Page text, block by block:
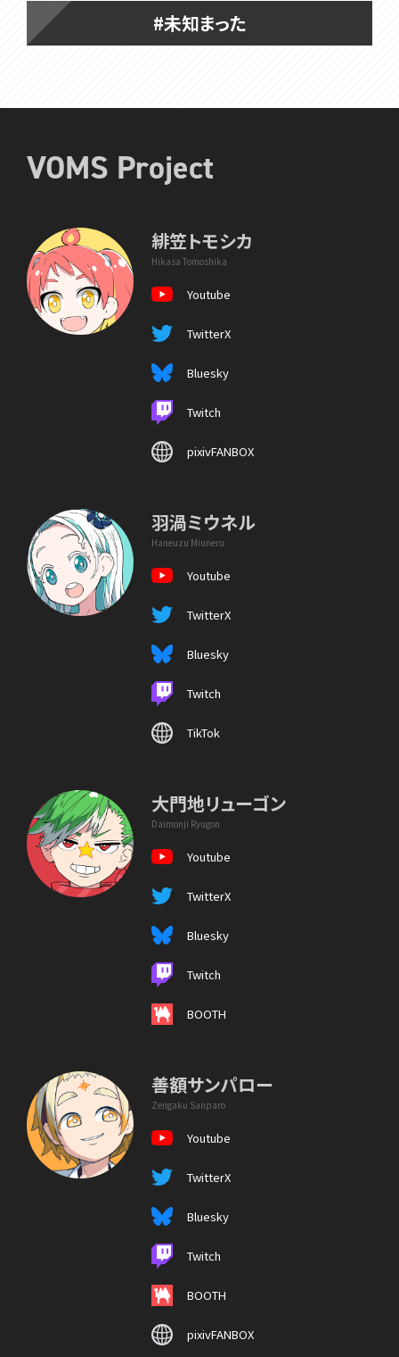
#未知まった
VOMS Project
緋笠トモシカ
Hikasa Tomoshika
Youtube
TwitterX
Bluesky
Twitch
pixivFANBOX
羽渦ミウネル
Haneuzu Miuneru
Youtube
TwitterX
Bluesky
Twitch
TikTok
大門地リューゴン
Daimonji Ryugon
Youtube
TwitterX
Bluesky
Twitch
BOOTH
善額サンパロー
Zengaku Sanparo
Youtube
TwitterX
Bluesky
Twitch
BOOTH
pixivFANBOX